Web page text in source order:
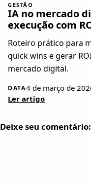
GESTÃO
IA no mercado
execução com
Roteiro prático para
quick wins e gerar
mercado digital.
DATA4 de março de
Ler artigo
Deixe seu comentário: